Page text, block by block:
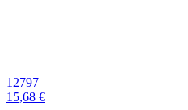
12797
15,68 €